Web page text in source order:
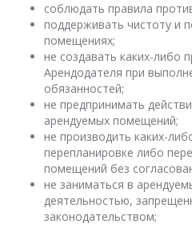
соблюдать правила
поддерживать чистоту и
помещениях;
не создавать каких-либо
Арендодателя при
обязанностей;
не предпринимать
арендуемых помещений;
не производить каких-
перепланировке либо
помещений без
не заниматься в
деятельностью,
законодательством;